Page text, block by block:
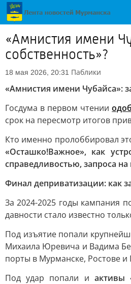
«Амнистия имени
собственность»?
18 мая 2026, 20:31 Паблики
«Амнистия имени Чубайса»:
Госдума в первом чтении
срок на пересмотр итогов
Кто именно пролоббировал
«Осташко!Важное», как
справедливостью, запроса
Финал деприватизации: как
За 2024-2025 годы кампания
давности стало известно
Под изъятие попали
Михаила Юревича и Вадима
порты в Мурманске, Ростове и
Под удар попали и активы